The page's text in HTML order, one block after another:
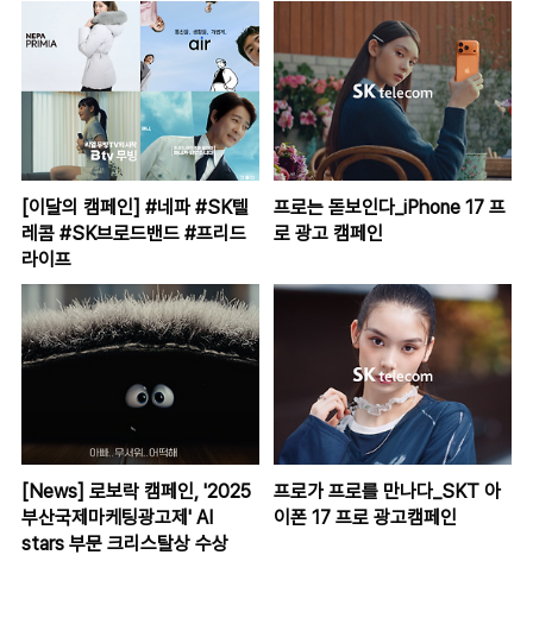
[이달의 캠페인] #네파 #SK텔
레콤 #SK브로드밴드 #프리드
라이프
프로는 돋보인다_iPhone 17 프
로 광고 캠페인
[News] 로보락 캠페인, '2025
부산국제마케팅광고제' AI
stars 부문 크리스탈상 수상
프로가 프로를 만나다_SKT 아
이폰 17 프로 광고캠페인